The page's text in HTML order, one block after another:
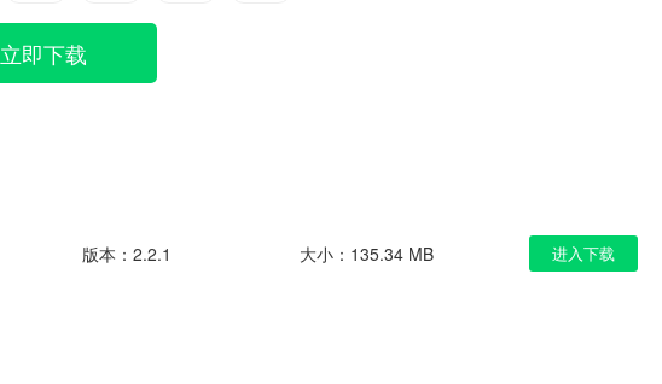
立即下载
版本：2.2.1 大小：135.34 MB 进入下载